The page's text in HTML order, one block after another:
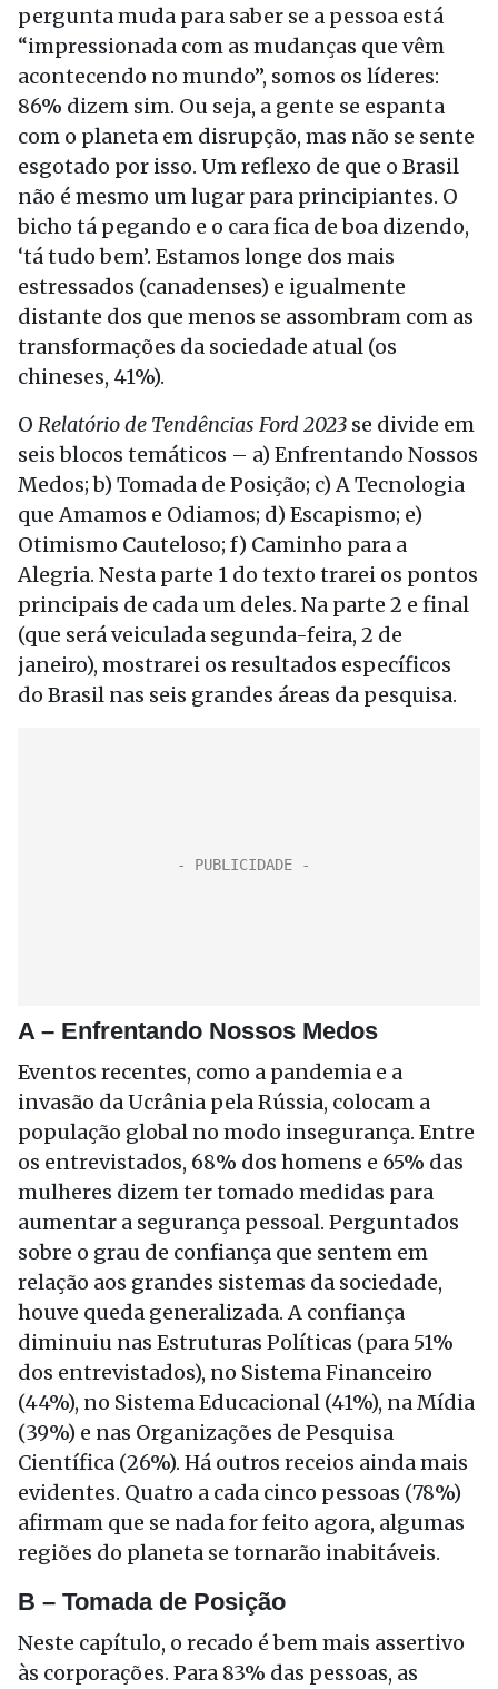
pergunta muda para saber se a pessoa está
“impressionada com as mudanças que vêm
acontecendo no mundo”, somos os líderes:
86% dizem sim. Ou seja, a gente se espanta
com o planeta em disrupção, mas não se sente
esgotado por isso. Um reflexo de que o Brasil
não é mesmo um lugar para principiantes. O
bicho tá pegando e o cara fica de boa dizendo,
‘tá tudo bem’. Estamos longe dos mais
estressados (canadenses) e igualmente
distante dos que menos se assombram com as
transformações da sociedade atual (os
chineses, 41%).
O Relatório de Tendências Ford 2023 se divide em
seis blocos temáticos – a) Enfrentando Nossos
Medos; b) Tomada de Posição; c) A Tecnologia
que Amamos e Odiamos; d) Escapismo; e)
Otimismo Cauteloso; f) Caminho para a
Alegria. Nesta parte 1 do texto trarei os pontos
principais de cada um deles. Na parte 2 e final
(que será veiculada segunda-feira, 2 de
janeiro), mostrarei os resultados específicos
do Brasil nas seis grandes áreas da pesquisa.
A – Enfrentando Nossos Medos
Eventos recentes, como a pandemia e a
invasão da Ucrânia pela Rússia, colocam a
população global no modo insegurança. Entre
os entrevistados, 68% dos homens e 65% das
mulheres dizem ter tomado medidas para
aumentar a segurança pessoal. Perguntados
sobre o grau de confiança que sentem em
relação aos grandes sistemas da sociedade,
houve queda generalizada. A confiança
diminuiu nas Estruturas Políticas (para 51%
dos entrevistados), no Sistema Financeiro
(44%), no Sistema Educacional (41%), na Mídia
(39%) e nas Organizações de Pesquisa
Científica (26%). Há outros receios ainda mais
evidentes. Quatro a cada cinco pessoas (78%)
afirmam que se nada for feito agora, algumas
regiões do planeta se tornarão inabitáveis.
B – Tomada de Posição
Neste capítulo, o recado é bem mais assertivo
às corporações. Para 83% das pessoas, as